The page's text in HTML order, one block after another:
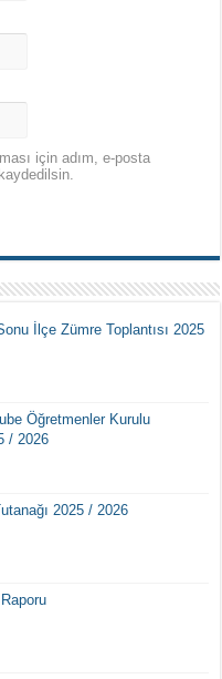
için adım, e-posta
İlçe Zümre Toplantısı 2025
Öğretmenler Kurulu
/ 2026
2025 / 2026